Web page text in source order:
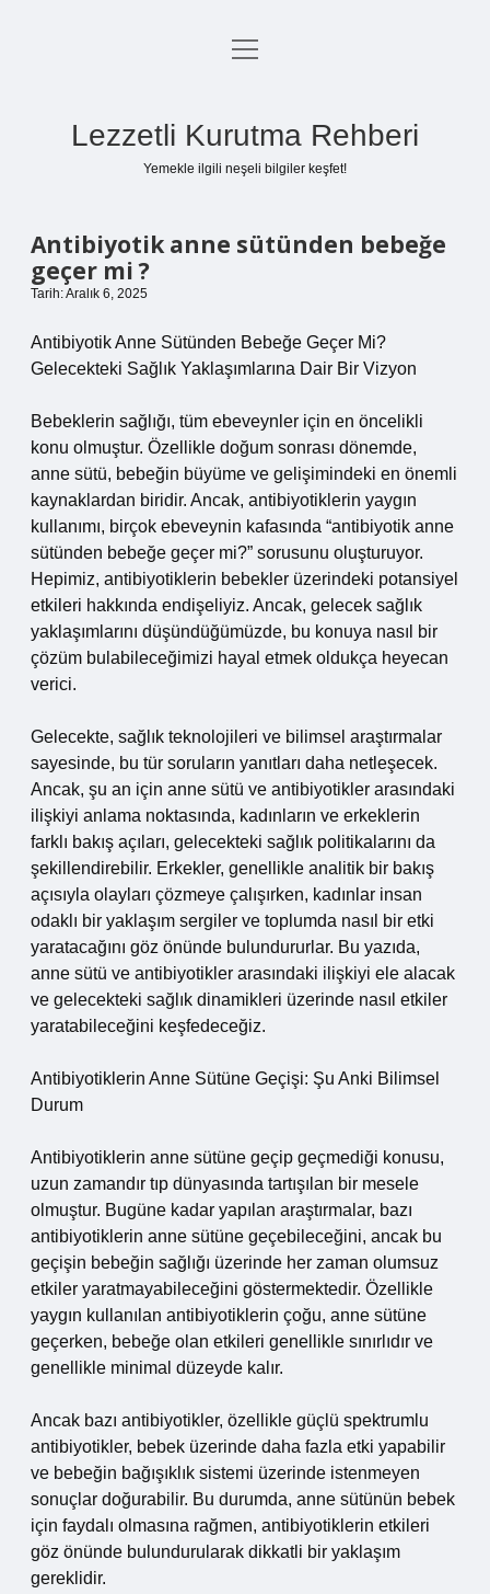
Anasayfa
menüyü
Lezzetli Kurutma Rehberi
Yemekle ilgili neşeli bilgiler keşfet!
Antibiyotik anne sütünden bebeğe
geçer mi ?
Tarih: Aralık 6, 2025
Antibiyotik Anne Sütünden Bebeğe Geçer Mi?
Gelecekteki Sağlık Yaklaşımlarına Dair Bir Vizyon
Bebeklerin sağlığı, tüm ebeveynler için en öncelikli
konu olmuştur. Özellikle doğum sonrası dönemde,
anne sütü, bebeğin büyüme ve gelişimindeki en önemli
kaynaklardan biridir. Ancak, antibiyotiklerin yaygın
kullanımı, birçok ebeveynin kafasında “antibiyotik anne
sütünden bebeğe geçer mi?” sorusunu oluşturuyor.
Hepimiz, antibiyotiklerin bebekler üzerindeki potansiyel
etkileri hakkında endişeliyiz. Ancak, gelecek sağlık
yaklaşımlarını düşündüğümüzde, bu konuya nasıl bir
çözüm bulabileceğimizi hayal etmek oldukça heyecan
verici.
Gelecekte, sağlık teknolojileri ve bilimsel araştırmalar
sayesinde, bu tür soruların yanıtları daha netleşecek.
Ancak, şu an için anne sütü ve antibiyotikler arasındaki
ilişkiyi anlama noktasında, kadınların ve erkeklerin
farklı bakış açıları, gelecekteki sağlık politikalarını da
şekillendirebilir. Erkekler, genellikle analitik bir bakış
açısıyla olayları çözmeye çalışırken, kadınlar insan
odaklı bir yaklaşım sergiler ve toplumda nasıl bir etki
yaratacağını göz önünde bulundururlar. Bu yazıda,
anne sütü ve antibiyotikler arasındaki ilişkiyi ele alacak
ve gelecekteki sağlık dinamikleri üzerinde nasıl etkiler
yaratabileceğini keşfedeceğiz.
Antibiyotiklerin Anne Sütüne Geçişi: Şu Anki Bilimsel
Durum
Antibiyotiklerin anne sütüne geçip geçmediği konusu,
uzun zamandır tıp dünyasında tartışılan bir mesele
olmuştur. Bugüne kadar yapılan araştırmalar, bazı
antibiyotiklerin anne sütüne geçebileceğini, ancak bu
geçişin bebeğin sağlığı üzerinde her zaman olumsuz
etkiler yaratmayabileceğini göstermektedir. Özellikle
yaygın kullanılan antibiyotiklerin çoğu, anne sütüne
geçerken, bebeğe olan etkileri genellikle sınırlıdır ve
genellikle minimal düzeyde kalır.
Ancak bazı antibiyotikler, özellikle güçlü spektrumlu
antibiyotikler, bebek üzerinde daha fazla etki yapabilir
ve bebeğin bağışıklık sistemi üzerinde istenmeyen
sonuçlar doğurabilir. Bu durumda, anne sütünün bebek
için faydalı olmasına rağmen, antibiyotiklerin etkileri
göz önünde bulundurularak dikkatli bir yaklaşım
gereklidir.